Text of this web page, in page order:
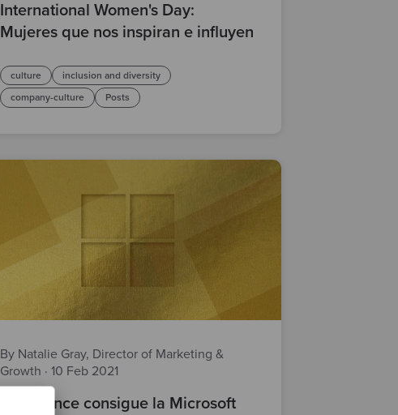
International Women's Day:
Mujeres que nos inspiran e influyen
culture
inclusion and diversity
company-culture
Posts
By Natalie Gray, Director of Marketing &
Growth · 10 Feb 2021
Codurance consigue la Microsoft